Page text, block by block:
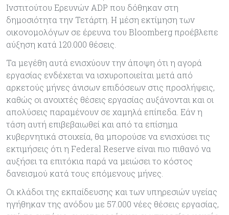
Ινστιτούτου Ερευνών ADP που δόθηκαν στη
δημοσιότητα την Τετάρτη. Η μέση εκτίμηση των
οικονομολόγων σε έρευνα του Bloomberg προέβλεπε
αύξηση κατά 120.000 θέσεις.
Τα μεγέθη αυτά ενισχύουν την άποψη ότι η αγορά
εργασίας ενδέχεται να ισχυροποιείται μετά από
αρκετούς μήνες άνισων επιδόσεων στις προσλήψεις,
καθώς οι ανοιχτές θέσεις εργασίας αυξάνονται και οι
απολύσεις παραμένουν σε χαμηλά επίπεδα. Εάν η
τάση αυτή επιβεβαιωθεί και από τα επίσημα
κυβερνητικά στοιχεία, θα μπορούσε να ενισχύσει τις
εκτιμήσεις ότι η Federal Reserve είναι πιο πιθανό να
αυξήσει τα επιτόκια παρά να μειώσει το κόστος
δανεισμού κατά τους επόμενους μήνες.
Οι κλάδοι της εκπαίδευσης και των υπηρεσιών υγείας
ηγήθηκαν της ανόδου με 57.000 νέες θέσεις εργασίας,